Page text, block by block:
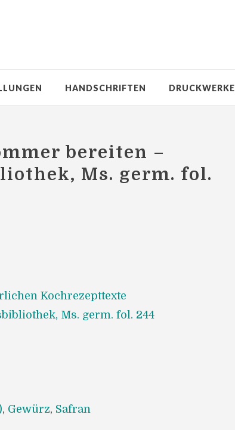
HANDSCHRIFTEN DRUCKWERKE
bereiten –
Ms. germ. fol.
Kochrezepttexte
Ms. germ. fol. 244
, Gewürz, Safran